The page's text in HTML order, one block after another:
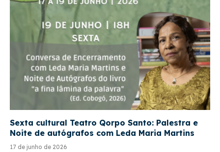
Sexta cultural Teatro Qorpo Santo: Palestra e
Noite de autógrafos com Leda Maria Martins
17 de junho de 2026